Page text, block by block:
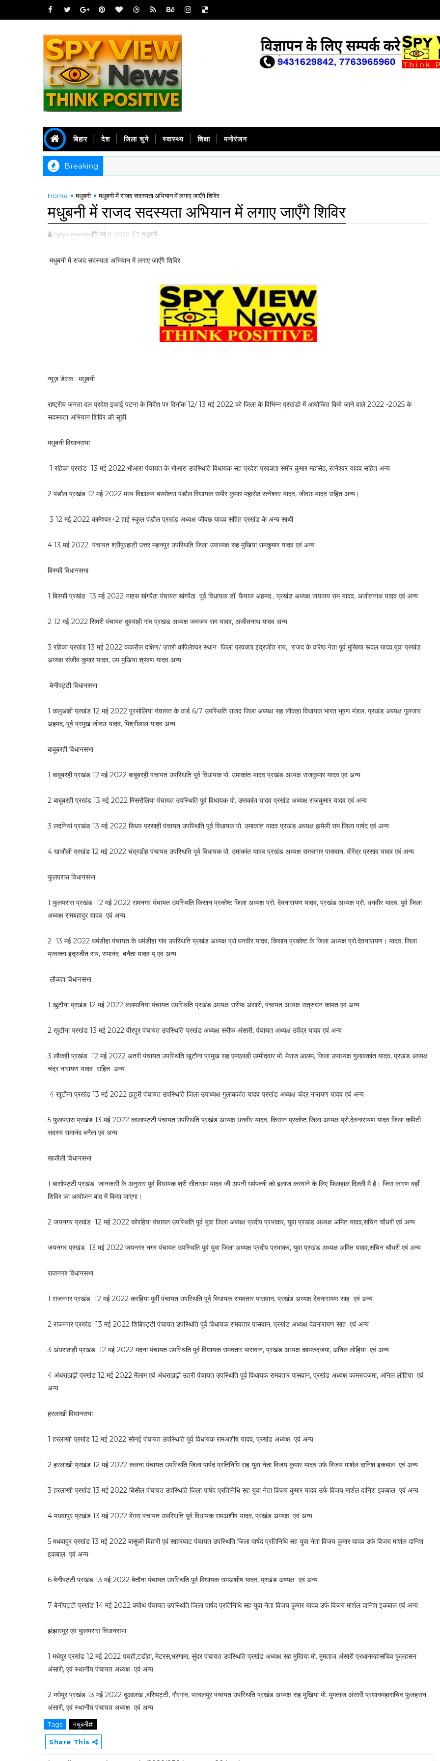
बिहार देश जिला चुने स्वास्थ्य शिक्षा मनोरंजन
Breaking
Home मधुबनी मधुबनी में राजद सदस्यता अभियान में लगाए जाएँगे शिविर
मधुबनी में राजद सदस्यता अभियान में लगाए जाएँगे शिविर
Spyviewnews मई 11, 2022 ,मधुबनी
मधुबनी में राजद सदस्यता अभियान में लगाए जाएँगे शिविर
न्यूज़ डेस्क : मधुबनी
राष्ट्रीय जनता दल प्रदेश इकाई पटना के निर्देश पर दिनाँक 12/ 13 मई 2022 को जिला के विभिन्न प्रखंडो में आयोजित किये जाने वाले 2022 -2025 के
सदस्यता अभियान शिविर की सूची
मधुबनी विधानसभा
1 रहिका प्रखंड 13 मई 2022 भौआरा पंचायत के भौआरा उपस्थिति विधायक सह प्रदेश प्रवक्ता समीर कुमार महासेठ, रत्नेश्वर यादव सहित अन्य
2 पंडौल प्रखंड 12 मई 2022 मध्य विद्यालय बरमोतरा पंडौल विधायक समीर कुमार महासेठ रत्नेश्वर यादव, जीवछ यादव सहित अन्य।
3 12 मई 2022 कामेश्वर+2 हाई स्कूल पंडौल प्रखंड अध्यक्ष जीवछ यादव सहित प्रखंड के अन्य साथी
4 13 मई 2022 पंचायत श्रीपुरहाटी उत्तर महनपुर उपस्थिति जिला उपाध्यक्ष सह मुखिया रामकुमार यादव एवं अन्य
बिस्फी विधानसभा
1 बिस्फी प्रखंड 13 मई 2022 नाहस खंगरैठा पंचायत खंगरैठा पूर्व विधायक डॉ. फैयाज अहमद , प्रखंड अध्यक्ष जयजय राम यादव, अजीतनाथ यादव एवं अन्य
2 12 मई 2022 सिमरी पंचायत दुबयाही गांव प्रखड अध्यक्ष जयजय राम यादव, अजीतनाथ यादव अन्य
3 रहिका प्रखंड 13 मई 2022 ककरौल दक्षिण/ उत्तरी कपिलेश्वर स्थान जिला प्रवक्ता इंद्रजीत राय, राजद के वरिष्ठ नेता पूर्व मुखिया रूदल यादव,यूवा प्रखंड
अध्यक्ष संजीव कुमार यादव, उप मुखिया श्रवण यादव अन्य
बेनीपट्टी विधानसभा
1 कलुआही प्रखंड 12 मई 2022 पुरसोलिया पंचायत के वार्ड 6/7 उपस्थिति राजद जिला अध्यक्ष सह लौकहा विधायक भारत भूषण मंडल, प्रखंड अध्यक्ष गुलजार
अहमद, पूर्व प्रमुख जीवछ यादव, मिश्रीलाल यादव अन्य
बाबूबरही विधानसभा
1 बाबूबरही प्रखंड 12 मई 2022 बाबूबरही पंचायत उपस्थिति पूर्व विधायक पो. उमाकांत यादव प्रखंड अध्यक्ष राजकुमार यादव एवं अन्य
2 बाबूबरही प्रखंड 13 मई 2022 मिसरौलिया पंचायत उपस्थिति पूर्व विधायक पो. उमाकांत यादव प्रखंड अध्यक्ष राजकुमार यादव एवं अन्य
3 लदनियां प्रखंड 13 मई 2022 सिधप परसाही पंचायत उपस्थिति पूर्व विधायक पो. उमाकांत यादव प्रखंड अध्यक्ष झमेली राम जिला पार्षद एवं अन्य
4 खजौली प्रखंड 12 मई 2022 चंद्रडीह पंचायत उपस्थिति पूर्व विधायक पो. उमाकांत यादव प्रखंड अध्यक्ष रामसागर पासवान, वीरेंद्र प्रसाद यादव एवं अन्य
फुलपरास विधानसभा
1 फुलपरास प्रखंड 12 मई 2022 रामनगर पंचायत उपस्थिति किसान प्रकोष्ट जिला अध्यक्ष प्रो. देवनारायण यादव, प्रखंड अध्यक्ष प्रो. धनवीर यादव, पूर्व जिला
अध्यक्ष रामबहादुर यादव एवं अन्य
2 13 मई 2022 धर्मडीहा पंचायत के धर्मडीहा गांव उपस्थिति प्रखंड अध्यक्ष प्रो.धनवीर यादव, किसान प्रकोष्ट के जिला अध्यक्ष प्रो.देवनारायण। यादव, जिला
प्रवक्ता इंद्रजीत राय, रामानंद बनैता यादव प् एवं अन्य
लौकहा विधानसभा
1 खुटौना प्रखंड 12 मई 2022 ललमानिया पंचायत उपस्थिति प्रखंड अध्यक्ष सरीफ अंसारी, पंचायत अध्यक्ष सत्रुधन कामत एवं अन्य
2 खुटौना प्रखंड 13 मई 2022 वीरपुर पंचायत उपस्थिति प्रखंड अध्यक्ष सरीफ अंसारी, पंचायत अध्यक्ष उपेंद्र यादव एवं अन्य
3 लौकही प्रखंड 12 मई 2022 अतरी पंचायत उपस्थिति खुटौना प्रमुख सह एमएलडी उम्मीदवार मो. मेराज आलम, जिला उपाध्यक्ष गुलाबकांत यादव, प्रखंड अध्यक्ष
चंद्र नारायण यादव सहित अन्य
4 खुटौना प्रखंड 13 मई 2022 झहुरी पंचायत उपस्थिति जिला उपाध्यक्ष गुलाबकांत यादव प्रखंड अध्यक्ष चंद्र नारायण यादव एवं अन्य
5 फुलपरास प्रखंड 13 मई 2022 कालापट्टी पंचायत उपस्थिति प्रखंड अध्यक्ष धनवीर यादव, किसान प्रकोष्ट जिला अध्यक्ष प्रो.देवनारायण यादव जिला कमिटी
सदस्य रामानंद बनैता एवं अन्य
खजौली विधानसभा
1 बासोपट्टी प्रखंड जानकारी के अनुसार पूर्व विधायक श्री सीताराम यादव जी अपनी धर्मपत्नी को इलाज करवाने के लिए फिलहाल दिल्ली में है। जिस कारण वहाँ
शिविर का आयोजन बाद में किया जाएगा।
2 जयनगर प्रखंड 12 मई 2022 कोरहिया पंचायत उपस्थिति पूर्व युवा जिला अध्यक्ष प्रदीप प्रभाकर, युवा प्रखंड अध्यक्ष अमित यादव,सचिन चौधरी एवं अन्य
जयनगर प्रखंड 13 मई 2022 जयनगर नगर पंचायत उपस्थिति पूर्व युवा जिला अध्यक्ष प्रदीप प्रभाकर, युवा प्रखंड अध्यक्ष अमित यादव,सचिन चौधरी एवं अन्य
राजनगर विधानसभा
1 राजनगर प्रखंड 12 मई 2022 करहिया पूर्वी पंचायत उपस्थिति पूर्व विधायक रामवतार पासवान, प्रखंड अध्यक्ष देवनारायण साह एवं अन्य
2 राजनगर प्रखंड 13 मई 2022 शिबिपट्टी पंचायत उपस्थिति पूर्व विधायक रामवतार पासवान, प्रखंड अध्यक्ष देवनारायण साह एवं अन्य
3 अंधराठाढ़ी प्रखंड 12 मई 2022 मदना पंचायत उपस्थिति पूर्व विधायक रामवतार पासवान, प्रखंड अध्यक्ष कामरुदजमा, अनिल लोहिया एवं अन्य
4 अंधराठाढ़ी प्रखंड 12 मई 2022 मैलाम एवं अंधराठाढ़ी उतरी पंचायत उपस्थिति पूर्व विधायक रामवतार पासवान, प्रखंड अध्यक्ष कामरुदजमा, अनिल लोहिया एवं
अन्य
हरलाखी विधानसभा
1 हरलाखी प्रखंड 12 मई 2022 सोनई पंचायत उपस्थिति पूर्व विधायक रामअशीष यादव, प्रखंड अध्यक्ष एवं अन्य
2 हरलाखी प्रखंड 12 मई 2022 कलना पंचायत उपस्थिति जिला पार्षद प्रतिनिधि सह युवा नेता विजय कुमार यादव उर्फ विजय मार्शल दानिश इकबाल एवं अन्य
3 हरलाखी प्रखंड 13 मई 2022 बिसौल पंचायत उपस्थिति जिला पार्षद प्रतिनिधि सह युवा नेता विजय कुमार यादव उर्फ विजय मार्शल दानिश इकबाल एवं अन्य
4 मधवापुर प्रखंड 13 मई 2022 बेंगरा पंचायत उपस्थिति पूर्व विधायक रामअशीष यादव, प्रखंड अध्यक्ष एवं अन्य
5 मधवापुर प्रखंड 13 मई 2022 बासुकी बिहारी एवं साहरघाट पंचायत उपस्थिति जिला पार्षद प्रतिनिधि सह युवा नेता विजय कुमार यादव उर्फ विजय मार्शल दानिश
इकबाल एवं अन्य
6 बेनीपट्टी प्रखंड 13 मई 2022 बेतौना पंचायत उपस्थिति पूर्व विधायक रामअशीष यादव, प्रखंड अध्यक्ष एवं अन्य
7 बेनीपट्टी प्रखंड 14 मई 2022 क्योथ पंचायत उपस्थिति जिला पार्षद प्रतिनिधि सह युवा नेता विजय कुमार यादव उर्फ विजय मार्शल दानिश इकबाल एवं अन्य
झंझारपुर एवं फुलपरास विधानसभा
1 मधेपुर प्रखंड 12 मई 2022 पचही,टडीहा, मेटरस,भरगामा, सुंदर पंचायत उपस्थिति प्रखंड अध्यक्ष सह मुखिया मो. मुमताज अंसारी प्रधानमहासचिव फुलहसन
अंसारी, एवं स्थानीय पंचायत अध्यक्ष एवं अन्य
2 मधेपुर प्रखंड 13 मई 2022 दुआलख ,बसिपट्टी, गौरगांव, परवलपुर पंचायत उपस्थिति प्रखंड अध्यक्ष सह मुखिया मो. मुमताज अंसारी प्रधानमहासचिव फुलहसन
अंसारी, एवं स्थानीय पंचायत अध्यक्ष एवं अन्य
Tags मधुबनी#
Share This